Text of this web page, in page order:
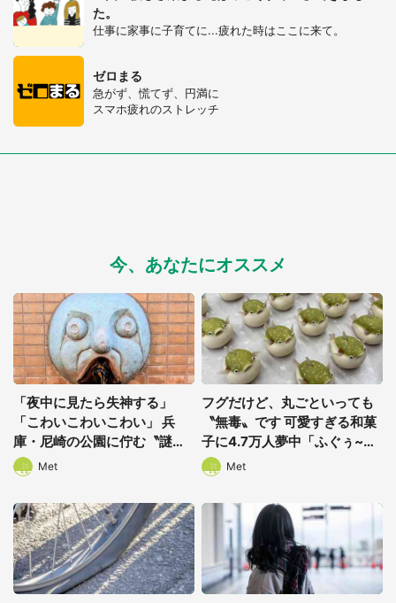
た。
仕事に家事に子育てに...疲れた時はここに来て。
ゼロまる
急がず、慌てず、円満に
スマホ疲れのストレッチ
今、あなたにオススメ
「夜中に見たら失神する」
「こわいこわいこわい」 兵
庫・尼崎の公園に佇む〝謎す
ぎる顔〟に1.3万人戦慄
Met
フグだけど、丸ごといっても
〝無毒〟です 可愛すぎる和菓
子に4.7万人夢中「ふぐぅ~」
「職人の技ですね」
Met